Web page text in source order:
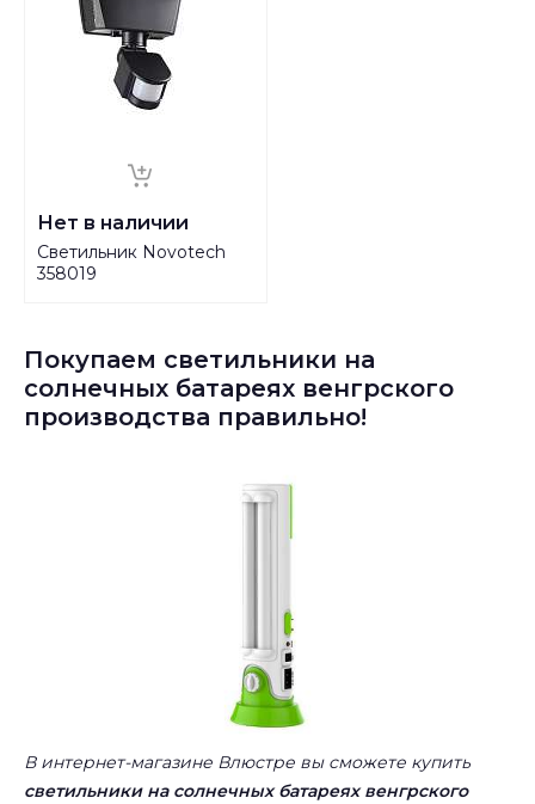
Нет в наличии
Светильник Novotech
358019
Покупаем светильники на
солнечных батареях венгрского
производства правильно!
В интернет-магазине Влюстре вы сможете купить
светильники на солнечных батареях венгрского